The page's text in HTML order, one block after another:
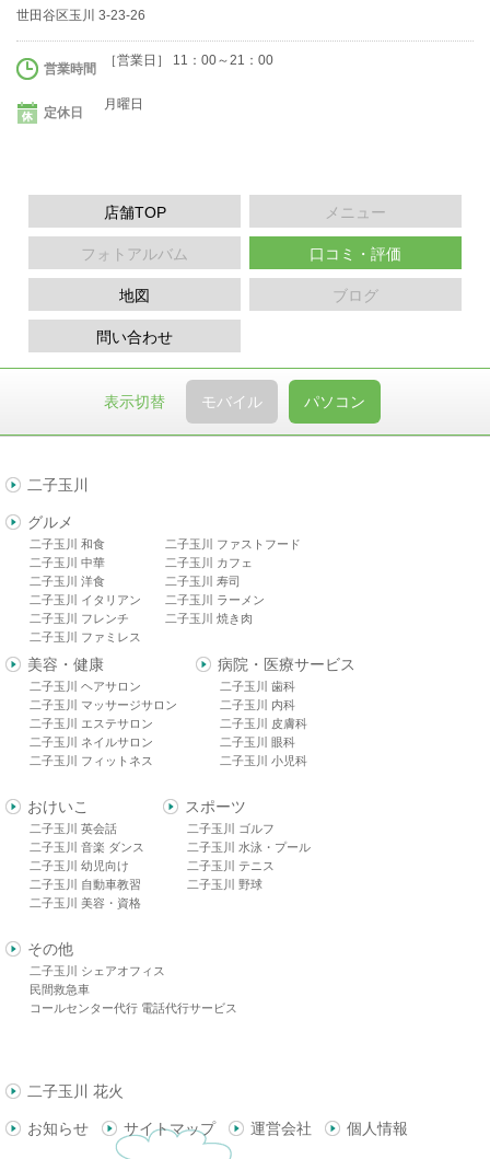
世田谷区玉川 3-23-26
営業時間
［営業日］ 11：00～21：00
定休日
月曜日
店舗TOP メニュー
フォトアルバム 口コミ・評価
地図 ブログ
問い合わせ
表示切替 モバイル パソコン
二子玉川
グルメ
二子玉川 和食
二子玉川 中華
二子玉川 洋食
二子玉川 イタリアン
二子玉川 フレンチ
二子玉川 ファミレス
二子玉川 ファストフード
二子玉川 カフェ
二子玉川 寿司
二子玉川 ラーメン
二子玉川 焼き肉
美容・健康
二子玉川 ヘアサロン
二子玉川 マッサージサロン
二子玉川 エステサロン
二子玉川 ネイルサロン
二子玉川 フィットネス
病院・医療サービス
二子玉川 歯科
二子玉川 内科
二子玉川 皮膚科
二子玉川 眼科
二子玉川 小児科
おけいこ
二子玉川 英会話
二子玉川 音楽 ダンス
二子玉川 幼児向け
二子玉川 自動車教習
二子玉川 美容・資格
スポーツ
二子玉川 ゴルフ
二子玉川 水泳・プール
二子玉川 テニス
二子玉川 野球
その他
二子玉川 シェアオフィス
民間救急車
コールセンター代行 電話代行サービス
二子玉川 花火
お知らせ サイトマップ 運営会社 個人情報